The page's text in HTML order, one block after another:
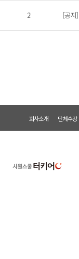
2 [공지
회사소개 단체수강